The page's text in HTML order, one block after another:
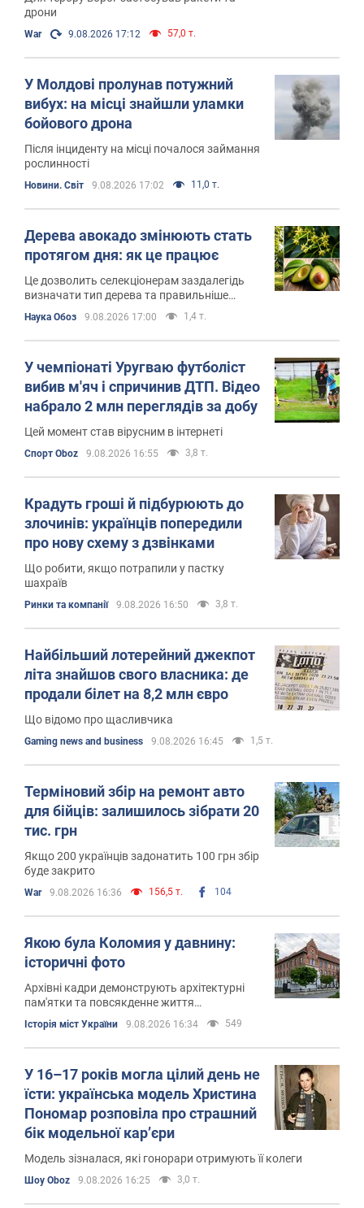
дрони
War 9.08.2026 17:12 57,0 т.
У Молдові пролунав потужний
вибух: на місці знайшли уламки
бойового дрона
Після інциденту на місці почалося займання
рослинності
Новини. Світ 9.08.2026 17:02 11,0 т.
Дерева авокадо змінюють стать
протягом дня: як це працює
Це дозволить селекціонерам заздалегідь
визначати тип дерева та правильніше
Наука Обоз 9.08.2026 17:00 1,4 т.
У чемпіонаті Уругваю футболіст
вибив м'яч і спричинив ДТП. Відео
набрало 2 млн переглядів за добу
Цей момент став вірусним в інтернеті
Спорт Oboz 9.08.2026 16:55 3,8 т.
Крадуть гроші й підбурюють до
злочинів: українців попередили
про нову схему з дзвінками
Що робити, якщо потрапили у пастку
шахраїв
Ринки та компанії 9.08.2026 16:50 3,8 т.
Найбільший лотерейний джекпот
літа знайшов свого власника: де
продали білет на 8,2 млн євро
Що відомо про щасливчика
Gaming news and business 9.08.2026 16:45 1,5 т.
Терміновий збір на ремонт авто
для бійців: залишилось зібрати 20
тис. грн
Якщо 200 українців задонатить 100 грн збір
буде закрито
War 9.08.2026 16:36 156,5 т. 104
Якою була Коломия у давнину:
історичні фото
Архівні кадри демонструють архітектурні
пам'ятки та повсякденне життя
старовинного галицького міста
Історія міст України 9.08.2026 16:34 549
У 16–17 років могла цілий день не
їсти: українська модель Христина
Пономар розповіла про страшний
бік модельної кар’єри
Модель зізналася, які гонорари отримують її колеги
Шоу Oboz 9.08.2026 16:25 3,0 т.